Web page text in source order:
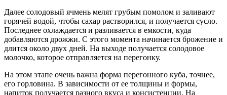
Далее солодовый ячмень мелят грубым помолом и заливают
горячей водой, чтобы сахар растворился, и получается сусло.
Последнее охлаждается и разливается в емкости, куда
добавляются дрожжи. С этого момента начинается брожение и
длится около двух дней. На выходе получается солодовое
молочко, которое отправляется на перегонку.
На этом этапе очень важна форма перегонного куба, точнее,
его горловина. В зависимости от ее толщины и формы,
напиток получается разного вкуса и консистенции. На